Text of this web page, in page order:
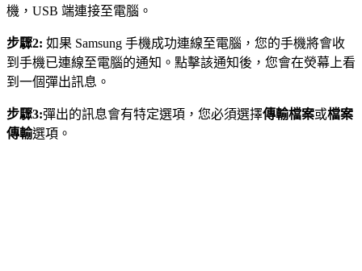
機，USB 端連接至電腦。
步驟2: 如果 Samsung 手機成功連線至電腦，您的手機將會收
到手機已連線至電腦的通知。點擊該通知後，您會在熒幕上看
到一個彈出訊息。
步驟3:彈出的訊息會有特定選項，您必須選擇傳輸檔案或檔案
傳輸選項。